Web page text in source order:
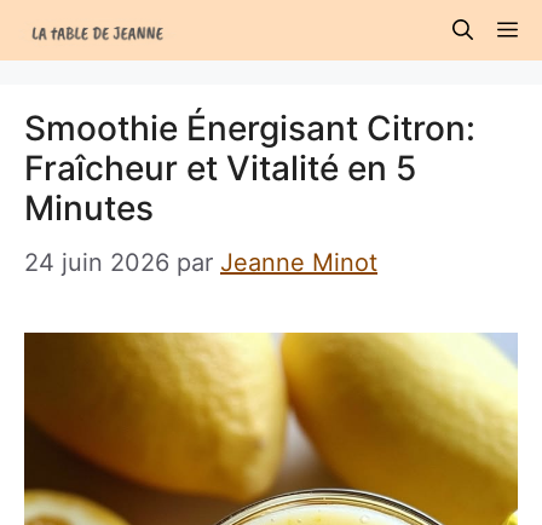
au
Smoothie Énergisant Citron:
Fraîcheur et Vitalité en 5
Minutes
24 juin 2026 par Jeanne Minot